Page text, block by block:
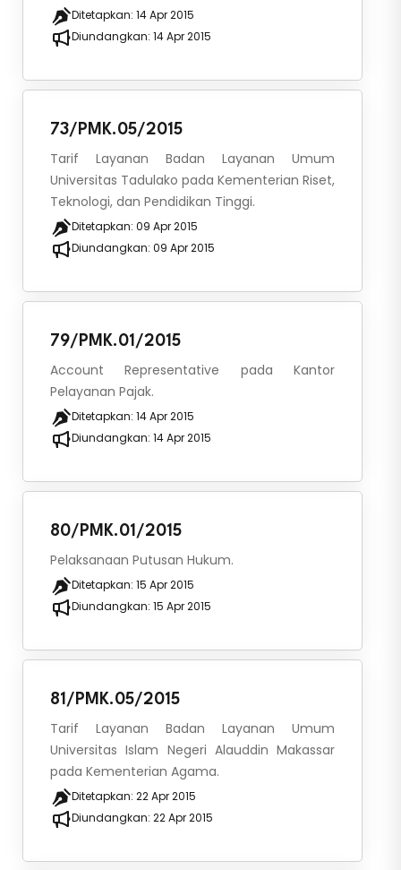
Ditetapkan: 14 Apr 2015
Diundangkan: 14 Apr 2015
73/PMK.05/2015
Tarif Layanan Badan Layanan Umum
Universitas Tadulako pada Kementerian Riset,
Teknologi, dan Pendidikan Tinggi.
Ditetapkan: 09 Apr 2015
Diundangkan: 09 Apr 2015
79/PMK.01/2015
Account Representative pada Kantor
Pelayanan Pajak.
Ditetapkan: 14 Apr 2015
Diundangkan: 14 Apr 2015
80/PMK.01/2015
Pelaksanaan Putusan Hukum.
Ditetapkan: 15 Apr 2015
Diundangkan: 15 Apr 2015
81/PMK.05/2015
Tarif Layanan Badan Layanan Umum
Universitas Islam Negeri Alauddin Makassar
pada Kementerian Agama.
Ditetapkan: 22 Apr 2015
Diundangkan: 22 Apr 2015